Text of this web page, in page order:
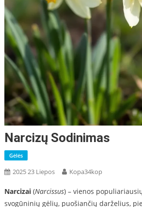
Narcizų Sodinimas
Gėlės
2025 23 Liepos Kopa34kop
Narcizai(Narcissus) – vienos
svogūninių gėlių, puošiančių darželius,